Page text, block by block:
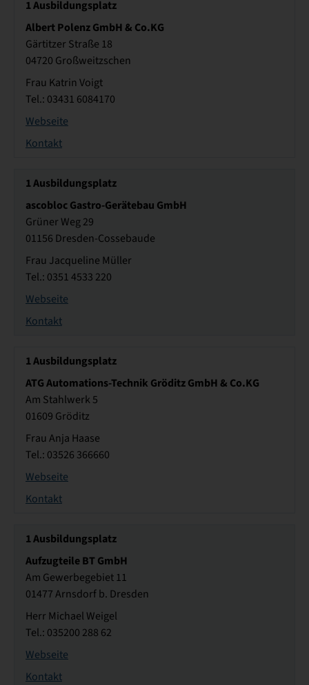
1Ausbildungsplatz
Albert Polenz GmbH & Co.KG
Gärtitzer Straße 18
04720 Großweitzschen
Frau Katrin Voigt
Tel.: 03431 6084170
Webseite
Kontakt
1Ausbildungsplatz
ascobloc Gastro-Gerätebau GmbH
Grüner Weg 29
01156 Dresden-Cossebaude
Frau Jacqueline Müller
Tel.: 0351 4533 220
Webseite
Kontakt
1Ausbildungsplatz
ATG Automations-Technik Gröditz GmbH & Co.KG
Am Stahlwerk 5
01609 Gröditz
Frau Anja Haase
Tel.: 03526 366660
Webseite
Kontakt
1Ausbildungsplatz
Aufzugteile BT GmbH
Am Gewerbegebiet 11
01477 Arnsdorf b. Dresden
Herr Michael Weigel
Tel.: 035200 288 62
Webseite
Kontakt